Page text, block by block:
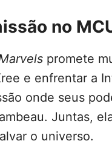
no
promete
e enfrentar a
onde seus
Juntas,
o universo.